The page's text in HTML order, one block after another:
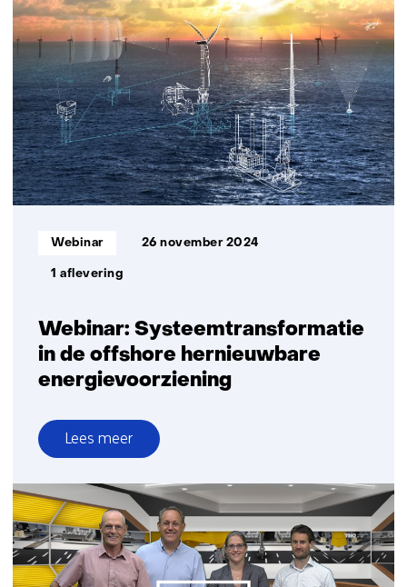
webinars
Webinar: Systeemtransformatie
in de offshore hernieuwbare
energievoorziening
Informatietype:
Webinar 26 november 2024
1 aflevering
Lees meer
over
Webinar:
Systeemtransformatie
in
de
offshore